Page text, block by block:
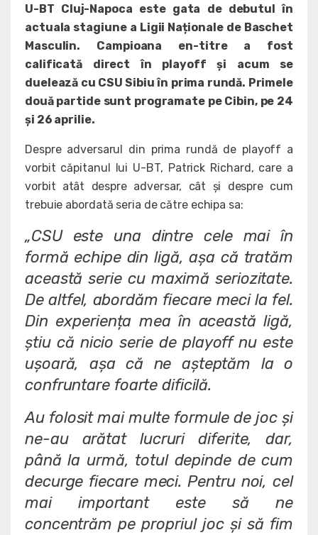
U-BT Cluj-Napoca este gata de debutul în
actuala stagiune a Ligii Naționale de Baschet
Masculin. Campioana en-titre a fost
calificată direct în playoff și acum se
duelează cu CSU Sibiu în prima rundă. Primele
două partide sunt programate pe Cibin, pe 24
și 26 aprilie.
Despre adversarul din prima rundă de playoff a
vorbit căpitanul lui U-BT, Patrick Richard, care a
vorbit atât despre adversar, cât și despre cum
trebuie abordată seria de către echipa sa:
„CSU este una dintre cele mai în
formă echipe din ligă, așa că tratăm
această serie cu maximă seriozitate.
De altfel, abordăm fiecare meci la fel.
Din experiența mea în această ligă,
știu că nicio serie de playoff nu este
ușoară, așa că ne așteptăm la o
confruntare foarte dificilă.
Au folosit mai multe formule de joc și
ne-au arătat lucruri diferite, dar,
până la urmă, totul depinde de cum
decurge fiecare meci. Pentru noi, cel
mai important este să ne
concentrăm pe propriul joc și să fim